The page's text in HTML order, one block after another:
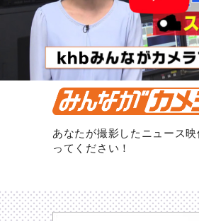
あなたが撮影したニュース
ってください！